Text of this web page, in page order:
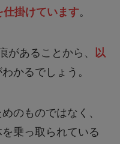
仕掛けています。
があることから、
以
かるでしょう。
のものではなく、
乗っ取られている